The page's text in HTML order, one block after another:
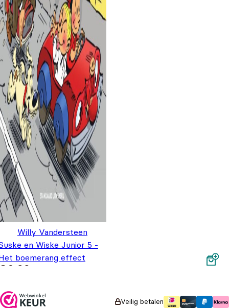
Willy Vandersteen
en Wiske Junior 5 -
boemerang effect
6,99
Veilig betalen